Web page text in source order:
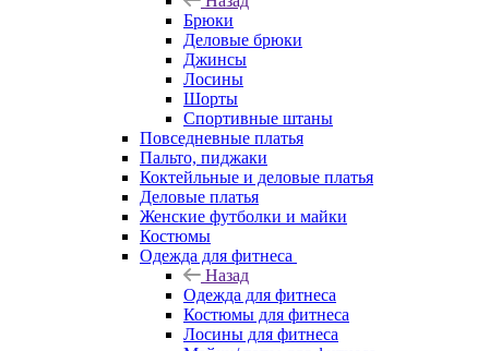
Брюки
Деловые брюки
Джинсы
Лосины
Шорты
Спортивные штаны
Повседневные платья
Пальто, пиджаки
Коктейльные и деловые платья
Деловые платья
Женские футболки и майки
Костюмы
Одежда для фитнеса
Назад
Одежда для фитнеса
Костюмы для фитнеса
Лосины для фитнеса